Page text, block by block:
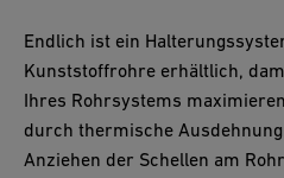
Endlich ist ein
Kunststoffrohre erhältlich,
Ihres Rohrsystems
durch thermische
Anziehen der Schellen am